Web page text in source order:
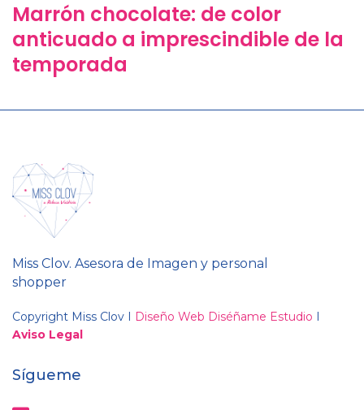
Marrón chocolate: de color
anticuado a imprescindible de la
temporada
Miss Clov. Asesora de Imagen y personal
shopper
Copyright Miss Clov I Diseño Web Diséñame Estudio I
Aviso Legal
Sígueme